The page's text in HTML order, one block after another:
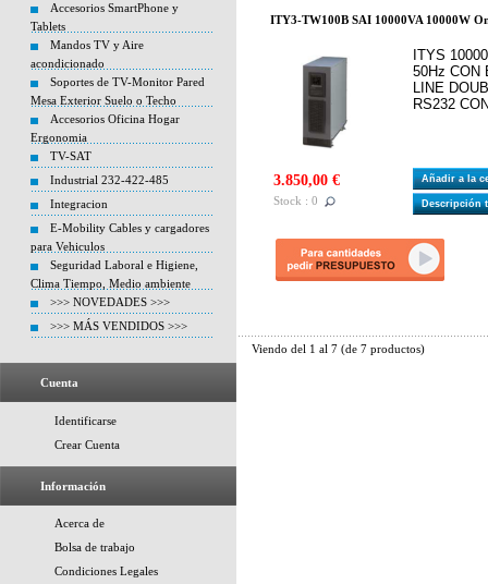
Accesorios SmartPhone y
Tablets
Mandos TV y Aire
acondicionado
Soportes de TV-Monitor Pared
Mesa Exterior Suelo o Techo
Accesorios Oficina Hogar
Ergonomia
TV-SAT
Industrial 232-422-485
Integracion
E-Mobility Cables y cargadores
para Vehiculos
Seguridad Laboral e Higiene,
Clima Tiempo, Medio ambiente
>>> NOVEDADES >>>
>>> MÁS VENDIDOS >>>
Cuenta
Identificarse
Crear Cuenta
Información
Acerca de
Bolsa de trabajo
Condiciones Legales
ITY3-TW100B SAI 10000VA 10000W
ITYS
50Hz CON
LINE
RS232
3.850,00 €
Stock : 0
Añadir a la
Descripción
Viendo del 1 al 7 (de 7 productos)